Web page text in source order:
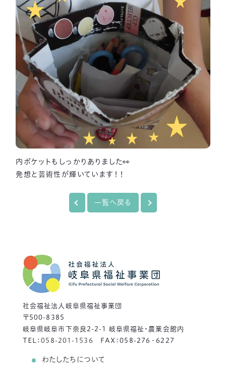
内ポケットもしっかりありました👀
発想と芸術性が輝いています！！
一覧へ戻る
社会福祉法人岐阜県福祉事業団
〒500-8385
岐阜県岐阜市下奈良2-2-1 岐阜県福祉・農業会館内
TEL：058-201-1536 FAX：058-276‐6227
わたしたちについて